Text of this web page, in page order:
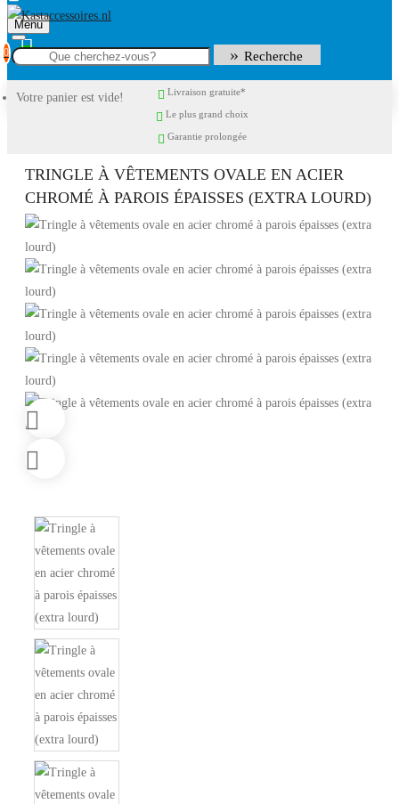
Menu
0
Votre panier est vide!
Recherche
Livraison gratuite*
Le plus grand choix
Garantie prolongée
TRINGLE À VÊTEMENTS OVALE EN ACIER
CHROMÉ À PAROIS ÉPAISSES (EXTRA LOURD)